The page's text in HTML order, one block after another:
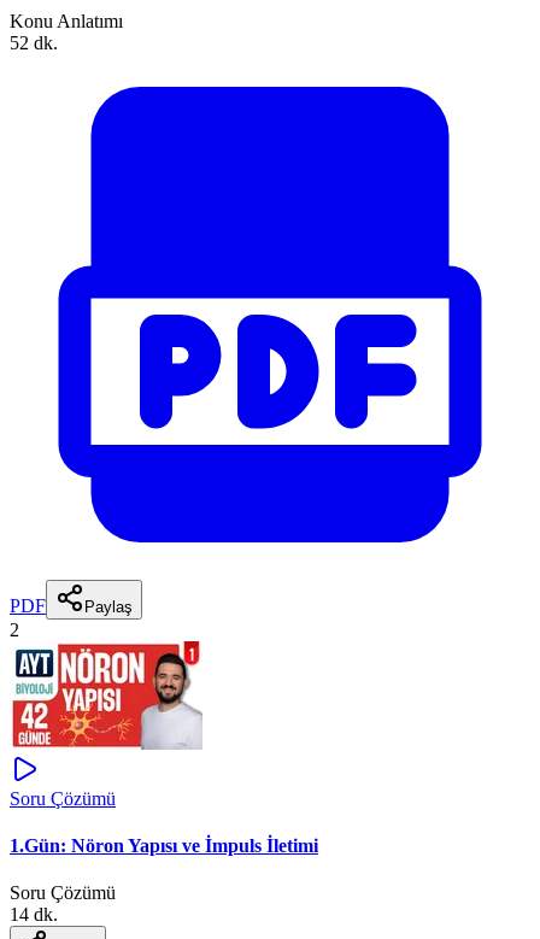
Konu Anlatımı
52 dk.
PDF Paylaş
2
Soru Çözümü
1.Gün: Nöron Yapısı ve İmpuls İletimi
Soru Çözümü
14 dk.